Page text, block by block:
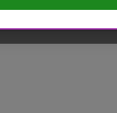
& DIY EINWEG